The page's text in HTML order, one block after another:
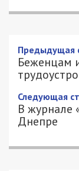
Беженцам
ЕЛЕНА
Беженцам